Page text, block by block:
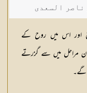
ناصر السعدی
اور اس میں روح کے
مراحل میں سے گزرتے
گے۔